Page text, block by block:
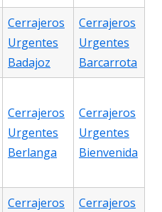
Cerrajeros
Urgentes
Badajoz
Cerrajeros
Urgentes
Barcarrota
Cerrajeros
Urgentes
Berlanga
Cerrajeros
Urgentes
Bienvenida
Cerrajeros
Cerrajeros